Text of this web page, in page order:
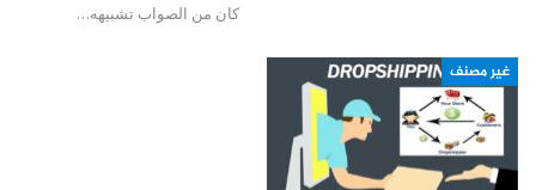
كان من الصواب تشبيهه…
غير مصنف